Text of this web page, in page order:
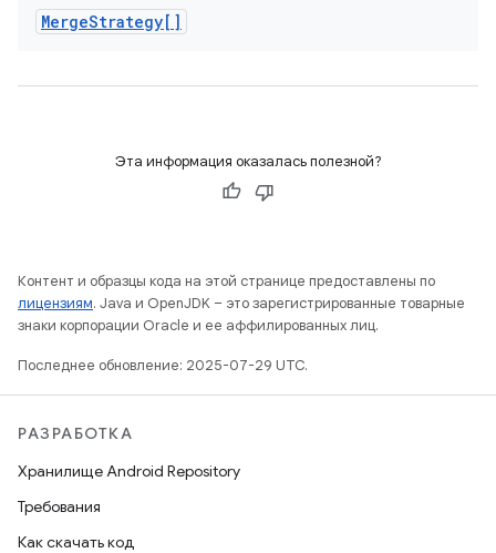
MergeStrategy[]
Эта информация оказалась полезной?
Контент и образцы кода на этой странице предоставлены по
лицензиям. Java и OpenJDK – это зарегистрированные товарные
знаки корпорации Oracle и ее аффилированных лиц.
Последнее обновление: 2025-07-29 UTC.
РАЗРАБОТКА
Хранилище Android Repository
Требования
Как скачать код